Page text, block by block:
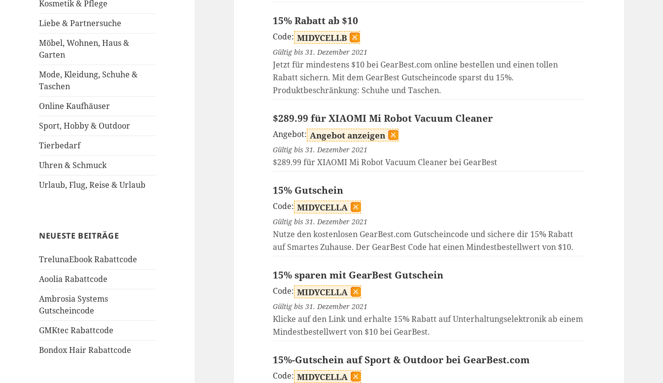
Kosmetik & Pflege
Liebe & Partnersuche
Möbel, Wohnen, Haus &
Garten
Mode, Kleidung, Schuhe &
Taschen
Online Kaufhäuser
Sport, Hobby & Outdoor
Tierbedarf
Uhren & Schmuck
Urlaub, Flug, Reise & Urlaub
NEUESTE BEITRÄGE
TrelunaEbook Rabattcode
Aoolia Rabattcode
Ambrosia Systems
Gutscheincode
GMKtec Rabattcode
Bondox Hair Rabattcode
15% Rabatt ab $10
Code: MIDYCELLB
Gültig bis 31. Dezember 2021
Jetzt für mindestens $10 bei GearBest.com online bestellen und einen tollen
Rabatt sichern. Mit dem GearBest Gutscheincode sparst du 15%.
Produktbeschränkung: Schuhe und Taschen.
$289.99 für XIAOMI Mi Robot Vacuum Cleaner
Angebot: Angebot anzeigen
Gültig bis 31. Dezember 2021
$289.99 für XIAOMI Mi Robot Vacuum Cleaner bei GearBest
15% Gutschein
Code: MIDYCELLA
Gültig bis 31. Dezember 2021
Nutze den kostenlosen GearBest.com Gutscheincode und sichere dir 15% Rabatt
auf Smartes Zuhause. Der GearBest Code hat einen Mindestbestellwert von $10.
15% sparen mit GearBest Gutschein
Code: MIDYCELLA
Gültig bis 31. Dezember 2021
Klicke auf den Link und erhalte 15% Rabatt auf Unterhaltungselektronik ab einem
Mindestbestellwert von $10 bei GearBest.
15%-Gutschein auf Sport & Outdoor bei GearBest.com
Code: MIDYCELLA